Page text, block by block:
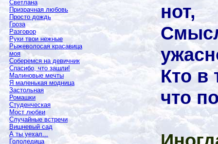
Светлана
Призрачная любовь
Просто дождь
Гроза
Разговор
Руки твои нежные
Рыжеволосая красавица
моя
Соберемся на девичник
Спасибо, что зашли!
Малиновые мечты
Я маленькая модница
Застольная
Ромашки
Студенческая
Мост любви
Случайные встречи
Вишневый сад
А ты уехал...
Гололедица
нот,
Кто в
что